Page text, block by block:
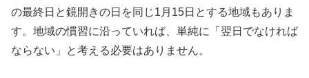
の最終日と鏡開きの日を同じ1月15日とする地域もありま
す。地域の慣習に沿っていれば、単純に「翌日でなければ
ならない」と考える必要はありません。